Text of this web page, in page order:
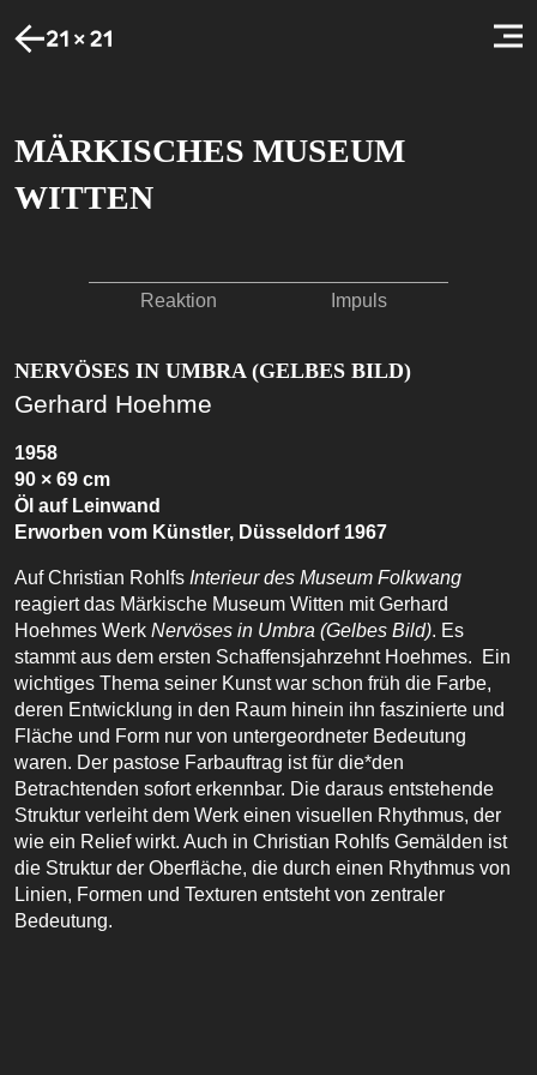
MÄRKISCHES MUSEUM
WITTEN
Reaktion Impuls
NERVÖSES IN UMBRA (GELBES BILD)
Gerhard Hoehme
1958
90 × 69 cm
Öl auf Leinwand
Erworben vom Künstler, Düsseldorf 1967
Auf Christian Rohlfs Interieur des Museum Folkwang
reagiert das Märkische Museum Witten mit Gerhard
Hoehmes Werk Nervöses in Umbra (Gelbes Bild). Es
stammt aus dem ersten Schaffensjahrzehnt Hoehmes. Ein
wichtiges Thema seiner Kunst war schon früh die Farbe,
deren Entwicklung in den Raum hinein ihn faszinierte und
Fläche und Form nur von untergeordneter Bedeutung
waren. Der pastose Farbauftrag ist für die*den
Betrachtenden sofort erkennbar. Die daraus entstehende
Struktur verleiht dem Werk einen visuellen Rhythmus, der
wie ein Relief wirkt. Auch in Christian Rohlfs Gemälden ist
die Struktur der Oberfläche, die durch einen Rhythmus von
Linien, Formen und Texturen entsteht von zentraler
Bedeutung.